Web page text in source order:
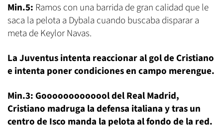
Min.5: Ramos con una barrida de gran calidad que le
saca la pelota a Dybala cuando buscaba disparar a
meta de Keylor Navas.
La Juventus intenta reaccionar al gol de Cristiano
e intenta poner condiciones en campo merengue.
Min.3: Gooooooooooool del Real Madrid,
Cristiano madruga la defensa italiana y tras un
centro de Isco manda la pelota al fondo de la red.